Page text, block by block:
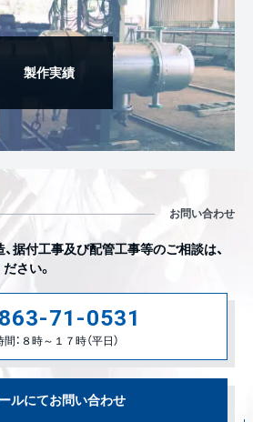
製作実績
お問い合わせ
、据付工事及び配管工事等のご相談は、
さい。
71-0531
：８時～１７時（平日）
ルにてお問い合わせ